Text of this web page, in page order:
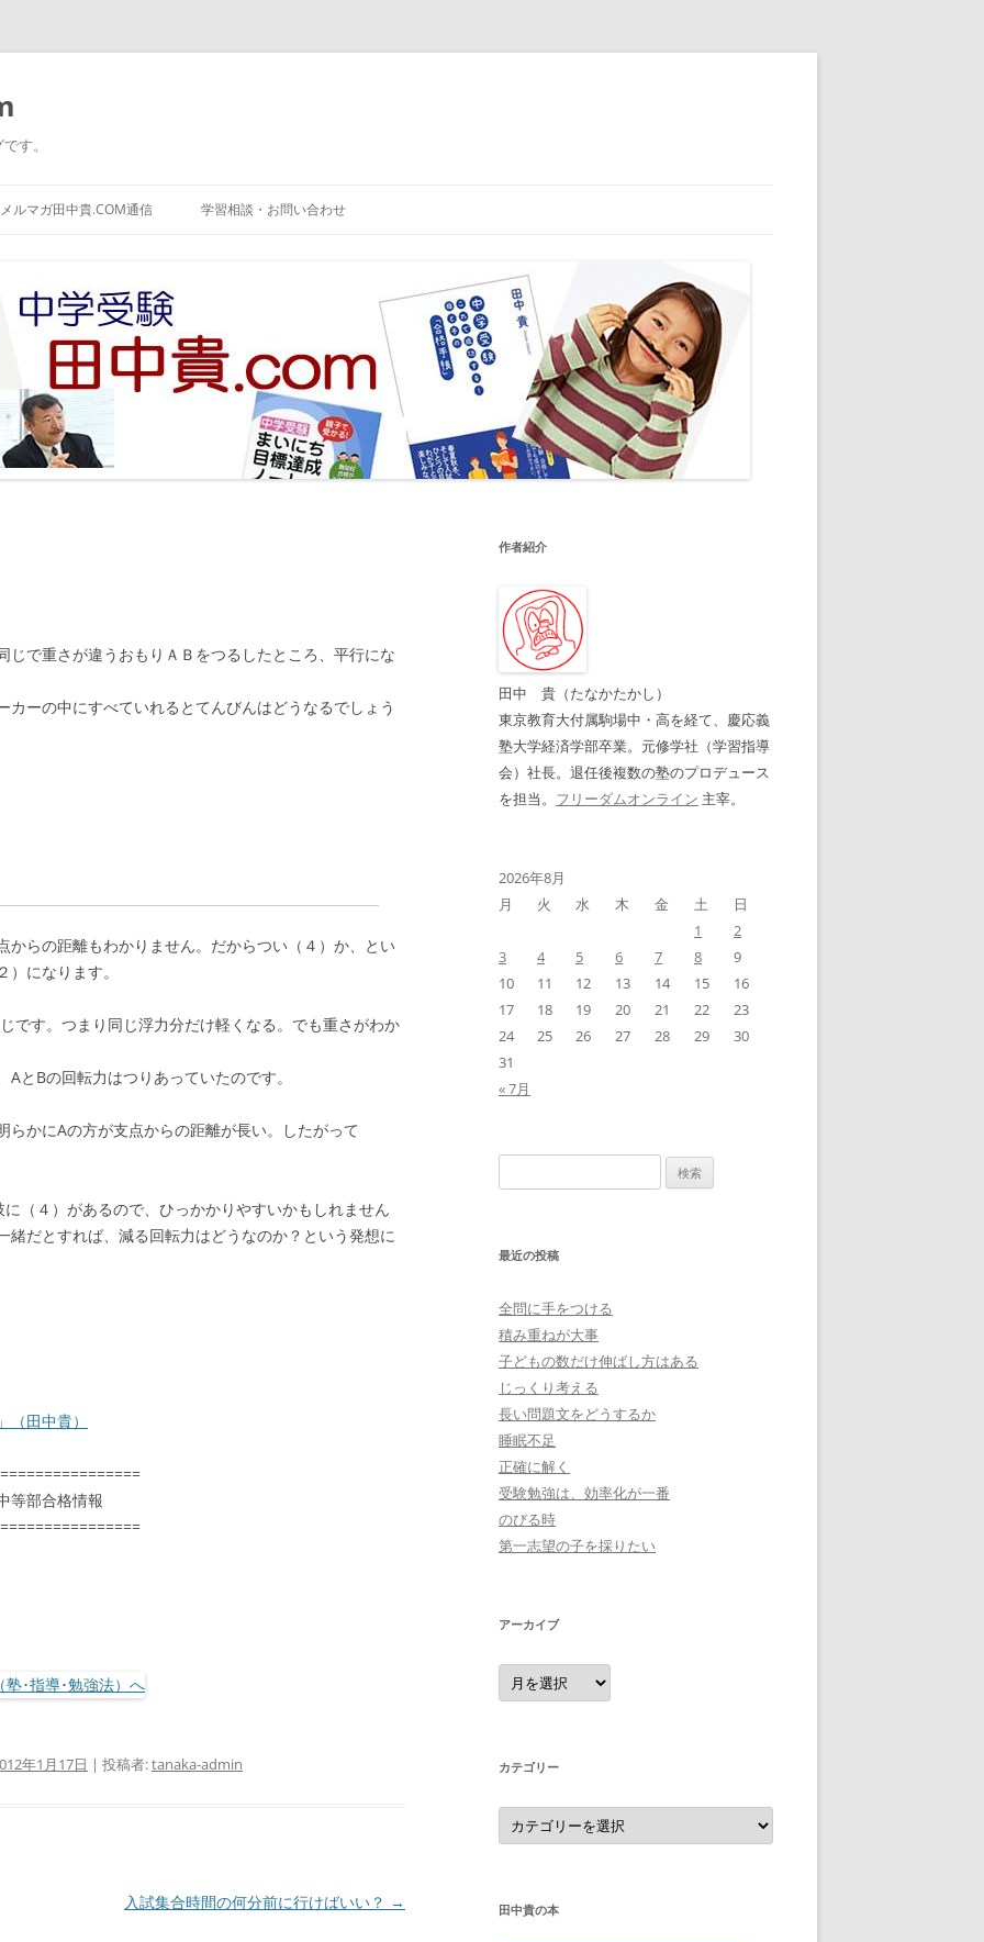
す。
ン
テ
メルマガ田中貴.COM通信 学習相談・お問い合わせ
じで重さが違うおもりＡＢをつるしたところ、平行にな
ーの中にすべていれるとてんびんはどうなるでしょう
からの距離もわかりません。だからつい（４）か、とい
になります。
です。つまり同じ浮力分だけ軽くなる。でも重さがわか
とBの回転力はつりあっていたのです。
らかにAの方が支点からの距離が長い。したがって
（４）があるので、ひっかかりやすいかもしれません
緒だとすれば、減る回転力はどうなのか？という発想に
（田中貴）
等部合格情報
年1月17日 | 投稿者:tanaka-admin
入試集合時間の何分前に行けばいい？ →
作者紹介
田中 貴（たなかたかし）
東京教育大付属駒場中・高を経て、慶応義
塾大学経済学部卒業。元修学社（学習指導
会）社長。退任後複数の塾のプロデュース
を担当。 フリーダムオンライン 主宰。
2026年8月
月
火 水 木 金 土
日
1
2
3
4 5 6 7 8
9
10
11 12 13 14 15
16
17
18 19 20 21 22
23
24
25 26 27 28 29
30
31
« 7月
索:
最近の投稿
全問に手をつける
積み重ねが大事
子どもの数だけ伸ばし方はある
じっくり考える
長い問題文をどうするか
睡眠不足
正確に解く
受験勉強は、効率化が一番
のびる時
第一志望の子を採りたい
アーカイブ
ア
ー
カ
カテゴリー
カ
テ
ゴ
田中貴の本